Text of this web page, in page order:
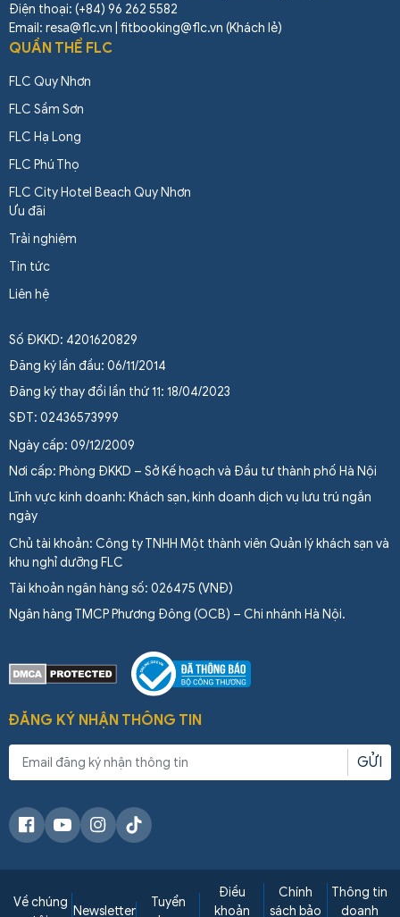
Điện thoại: (+84) 96 262 5582
Email: resa@flc.vn | fitbooking@flc.vn (Khách lẻ)
QUẦN THỂ FLC
FLC Quy Nhơn
FLC Sầm Sơn
FLC Hạ Long
FLC Phú Thọ
FLC City Hotel Beach Quy Nhơn
Ưu đãi
Trải nghiệm
Tin tức
Liên hệ
Số ĐKKD: 4201620829
Đăng ký lần đầu: 06/11/2014
Đăng ký thay đổi lần thứ 11: 18/04/2023
SĐT: 02436573999
Ngày cấp: 09/12/2009
Nơi cấp: Phòng ĐKKD – Sở Kế hoạch và Đầu tư thành phố Hà Nội
Lĩnh vực kinh doanh: Khách sạn, kinh doanh dịch vụ lưu trú ngắn
ngày
Chủ tài khoản: Công ty TNHH Một thành viên Quản lý khách sạn và
khu nghỉ dưỡng FLC
Tài khoản ngân hàng số: 026475 (VNĐ)
Ngân hàng TMCP Phương Đông (OCB) – Chi nhánh Hà Nội.
ĐĂNG KÝ NHẬN THÔNG TIN
GỬI
Về chúng
Newsletter
Tuyển
Điều
khoản
Chính
sách bảo
Thông tin
doanh